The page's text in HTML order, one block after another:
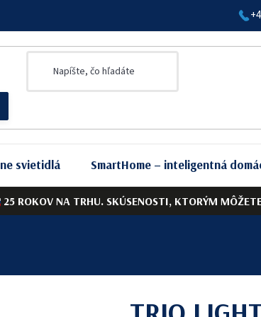
25 ROKOV NA TRHU. SKÚSENOSTI, KTORÝM
svietidlá SmartHome – inteligentná